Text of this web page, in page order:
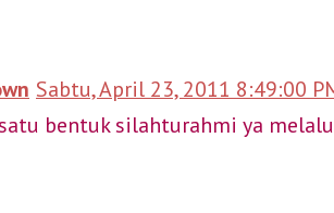
Sabtu, April 23, 2011 8:49:00
bentuk silahturahmi ya